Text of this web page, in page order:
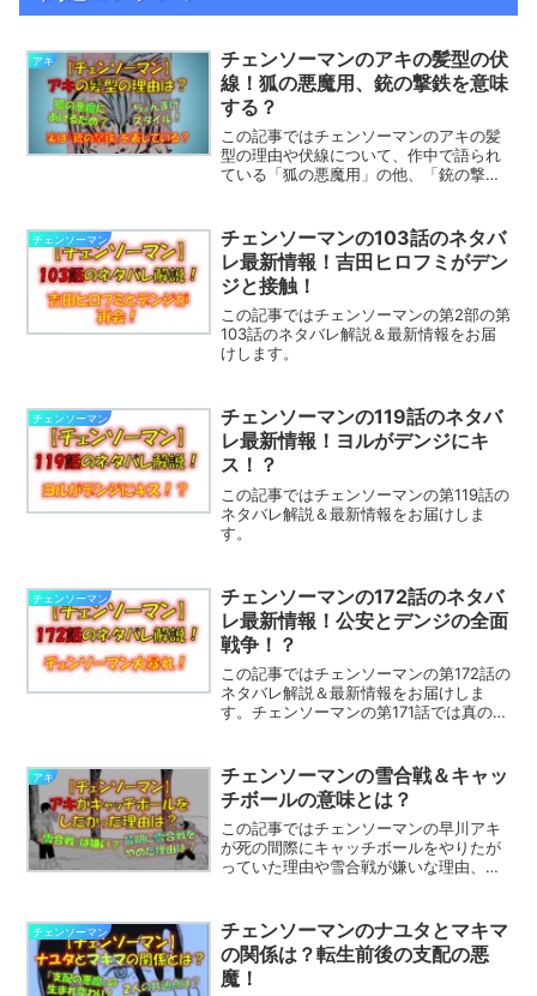
アキ
チェンソーマンのアキの髪型の伏
線！狐の悪魔用、銃の撃鉄を意味
する？
この記事ではチェンソーマンのアキの髪
型の理由や伏線について、作中で語られ
ている「狐の悪魔用」の他、「銃の撃
チェンソーマン
チェンソーマンの103話のネタバ
レ最新情報！吉田ヒロフミがデン
ジと接触！
この記事ではチェンソーマンの第2部の第
103話のネタバレ解説＆最新情報をお届
けします。
チェンソーマン
チェンソーマンの119話のネタバ
レ最新情報！ヨルがデンジにキ
ス！？
この記事ではチェンソーマンの第119話の
ネタバレ解説＆最新情報をお届けしま
す。
チェンソーマン
チェンソーマンの172話のネタバ
レ最新情報！公安とデンジの全面
戦争！？
この記事ではチェンソーマンの第172話の
ネタバレ解説＆最新情報をお届けしま
す。チェンソーマンの第171話では真のチ
事はチェンソーマンのネタバレを含みま
す→チェンソ...
アキ
チェンソーマンの雪合戦＆キャッ
チボールの意味とは？
この記事ではチェンソーマンの早川アキ
が死の間際にキャッチボールをやりたが
っていた理由や雪合戦が嫌いな理由、ア
チェンソーマン
チェンソーマンのナユタとマキマ
の関係は？転生前後の支配の悪
魔！